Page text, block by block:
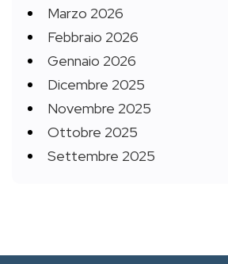
Marzo 2026
Febbraio 2026
Gennaio 2026
Dicembre 2025
Novembre 2025
Ottobre 2025
Settembre 2025